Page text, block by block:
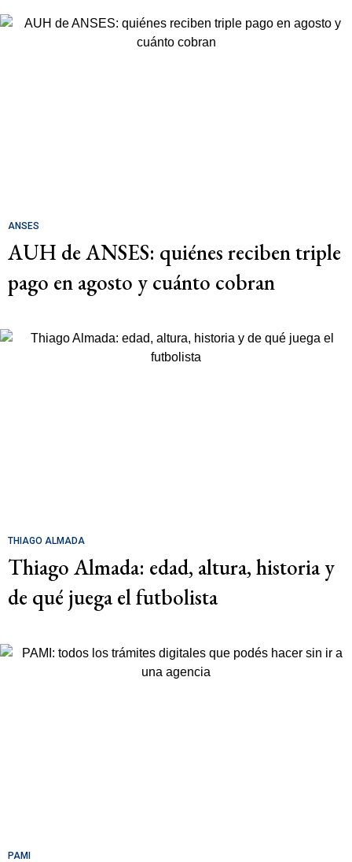
ANSES
AUH de ANSES: quiénes reciben triple
pago en agosto y cuánto cobran
THIAGO ALMADA
Thiago Almada: edad, altura, historia y
de qué juega el futbolista
PAMI